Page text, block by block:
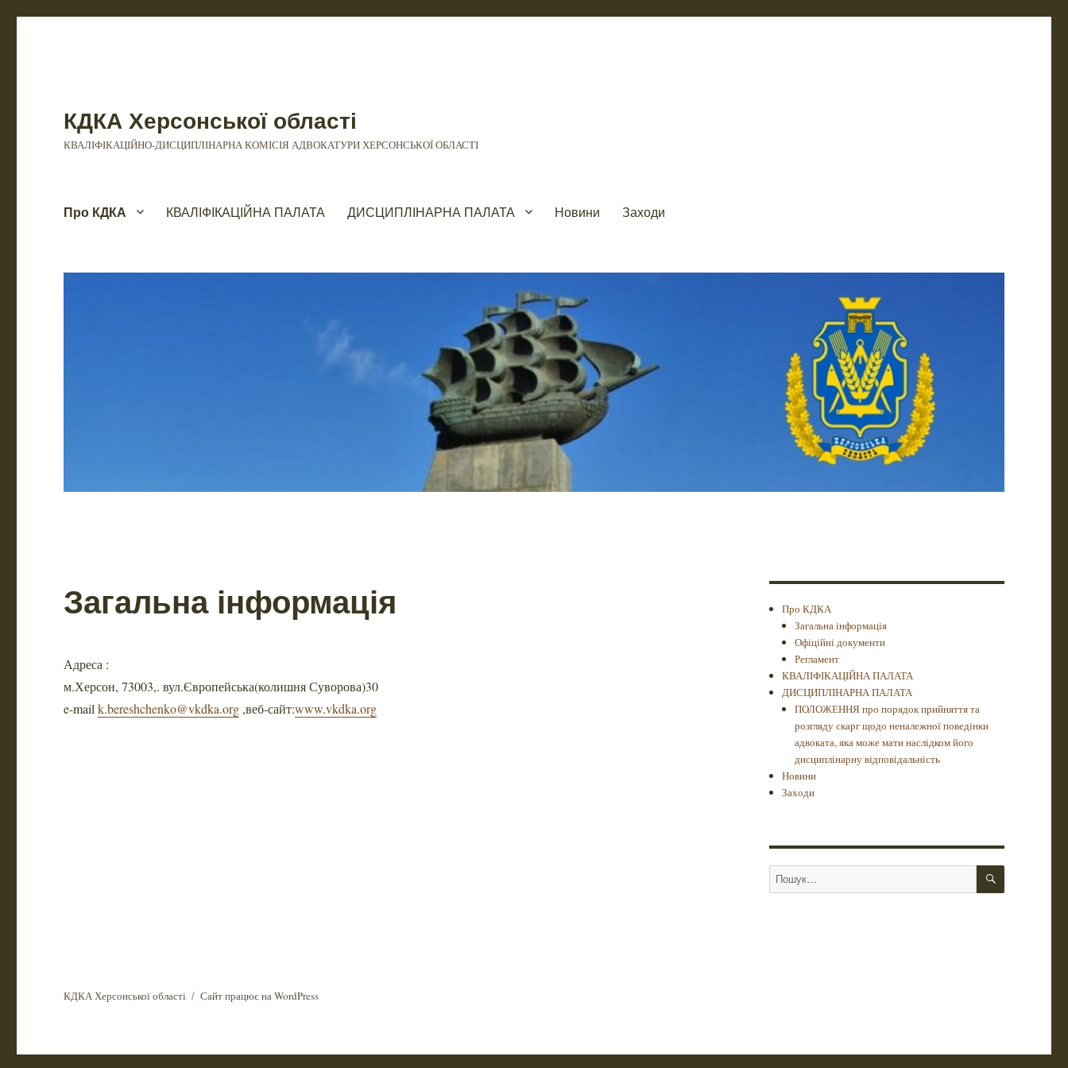
КДКА Херсонської області
КВАЛІФІКАЦІЙНО-ДИСЦИПЛІНАРНА КОМІСІЯ АДВОКАТУРИ ХЕРСОНСЬКОЇ ОБЛАСТІ
Про КДКА КВАЛІФІКАЦІЙНА ПАЛАТА ДИСЦИПЛІНАРНА ПАЛАТА Новини Заходи
Загальна інформація
Адреса :
м.Херсон, 73003,. вул.Європейська(колишня Суворова)30
e-mailk.bereshchenko@vkdka.org ,веб-сайт:www.vkdka.org
Про КДКА
Загальна інформація
Офіційні документи
Регламент
КВАЛІФІКАЦІЙНА ПАЛАТА
ДИСЦИПЛІНАРНА ПАЛАТА
ПОЛОЖЕННЯ про порядок прийняття та
розгляду скарг щодо неналежної поведінки
адвоката, яка може мати наслідком його
дисциплінарну відповідальність
Новини
Заходи
Пошук
за
ШУКАТИ
КДКА Херсонської області Сайт працює на WordPress